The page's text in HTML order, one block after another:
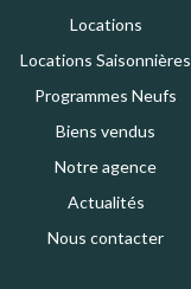
Locations
Locations Saisonnières
Programmes Neufs
Biens vendus
Notre agence
Actualités
Nous contacter